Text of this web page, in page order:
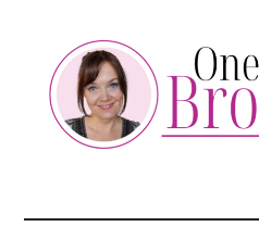
content
secondary